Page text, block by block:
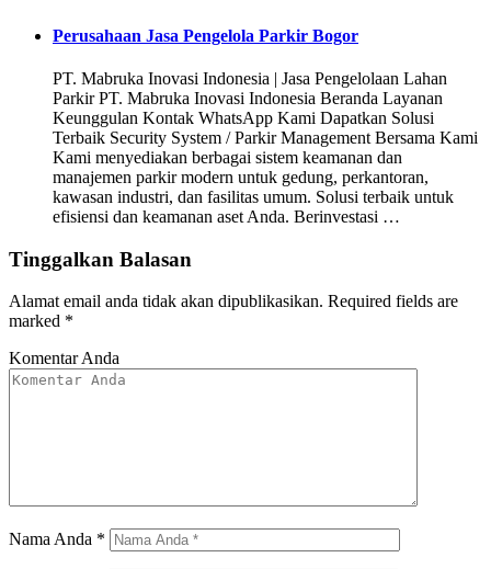
Perusahaan Jasa Pengelola Parkir Bogor
PT. Mabruka Inovasi Indonesia | Jasa Pengelolaan Lahan
Parkir PT. Mabruka Inovasi Indonesia Beranda Layanan
Keunggulan Kontak WhatsApp Kami Dapatkan Solusi
Terbaik Security System / Parkir Management Bersama Kami
Kami menyediakan berbagai sistem keamanan dan
manajemen parkir modern untuk gedung, perkantoran,
kawasan industri, dan fasilitas umum. Solusi terbaik untuk
efisiensi dan keamanan aset Anda. Berinvestasi …
Tinggalkan Balasan
Alamat email anda tidak akan dipublikasikan. Required fields are
marked *
Komentar Anda
Nama Anda *